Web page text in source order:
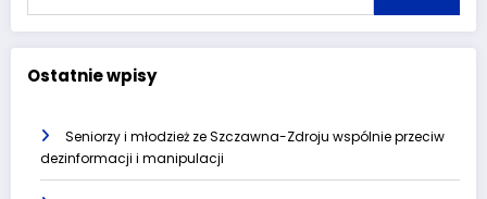
Ostatnie wpisy
Seniorzy i młodzież ze Szczawna-Zdroju wspólnie przeciw
dezinformacji i manipulacji